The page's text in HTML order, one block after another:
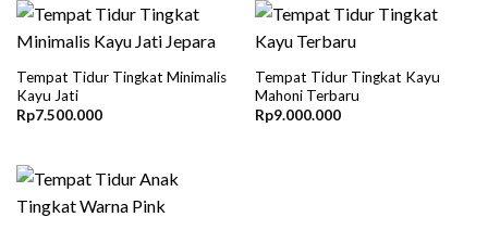
Tempat Tidur Tingkat Minimalis
Kayu Jati
Rp7.500.000
Tempat Tidur Tingkat Kayu
Mahoni Terbaru
Rp9.000.000